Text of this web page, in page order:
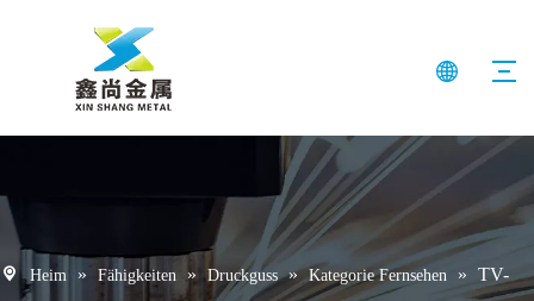
Heim » Fähigkeiten » Druckguss » Kategorie Fernsehen » TV-